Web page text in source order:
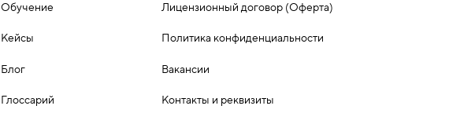
Обучение
Кейсы
Блог
Глоссарий
Лицензионный договор (Оферта)
Политика конфиденциальности
Вакансии
Контакты и реквизиты